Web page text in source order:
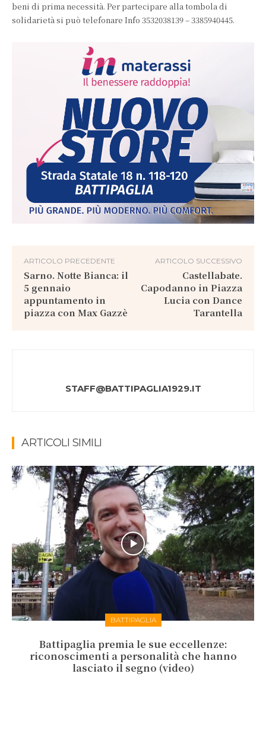
beni di prima necessità. Per partecipare alla tombola di
solidarietà si può telefonare Info 3532038139 – 3385940445.
ARTICOLO PRECEDENTE
Sarno. Notte Bianca: il
5 gennaio
appuntamento in
piazza con Max Gazzè
ARTICOLO SUCCESSIVO
Castellabate.
Capodanno in Piazza
Lucia con Dance
Tarantella
STAFF@BATTIPAGLIA1929.IT
ARTICOLI SIMILI
BATTIPAGLIA
Battipaglia premia le sue eccellenze:
riconoscimenti a personalità che hanno
lasciato il segno (video)